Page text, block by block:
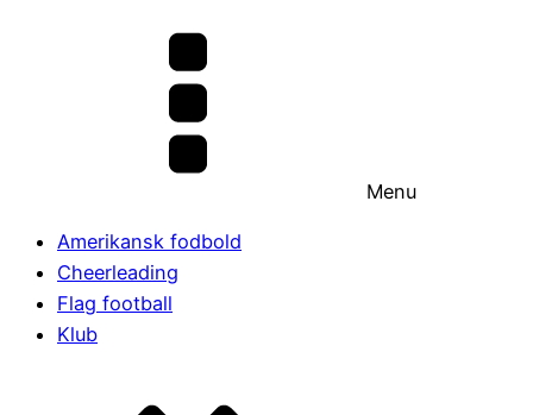
Menu
Amerikansk fodbold
Cheerleading
Flag football
Klub